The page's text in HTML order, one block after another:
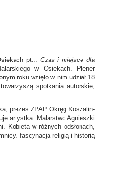
pt.:. Czas i miejsce dla
w Osiekach. Plener
roku wzięło w nim udział 18
spotkania autorskie,
prezes ZPAP Okręg Koszalin-
artystka. Malarstwo Agnieszki
Kobieta w różnych odsłonach,
fascynacja religią i historią